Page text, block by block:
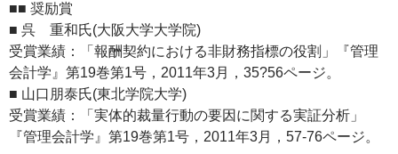
■■ 奨励賞
■ 呉 重和氏(大阪大学大学院)
受賞業績：「報酬契約における非財務指標の役割」『管理
会計学』第19巻第1号，2011年3月，35?56ページ。
■ 山口朋泰氏(東北学院大学)
受賞業績：「実体的裁量行動の要因に関する実証分析」
『管理会計学』第19巻第1号，2011年3月，57-76ページ。